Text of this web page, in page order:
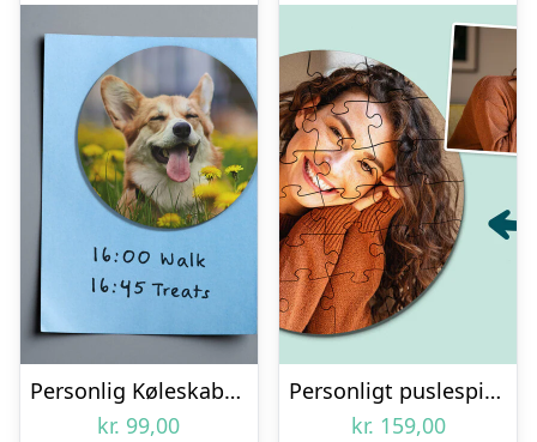
Personlig Køleskabsmagnet med Foto – Rund
kr. 99,00
Personligt puslespil med Billede – Rundt
kr. 159,00